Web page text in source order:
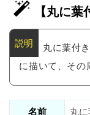
【丸に
丸に葉付
に描いて、その
名前
丸